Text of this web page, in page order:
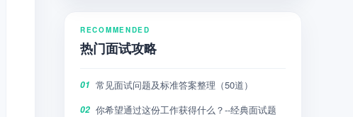
RECOMMENDED
热门面试攻略
01 常见面试问题及标准答案整理（50道）
02 你希望通过这份工作获得什么？--经典面试题